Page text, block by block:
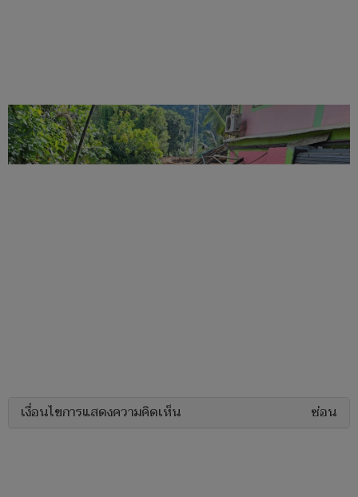
เงื่อนไขการแสดงความคิดเห็น ซ่อน